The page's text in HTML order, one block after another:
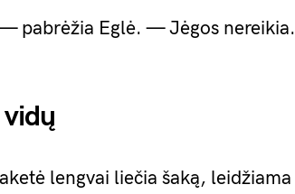
pabrėžia Eglė. — Jėgos nereikia.
lengvai liečia šaką, leidžiama